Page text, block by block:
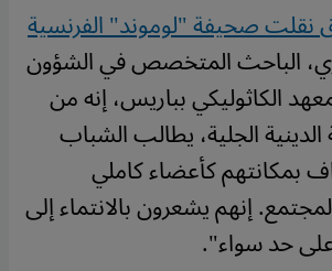
نقلت صحيفة "لوموند" الفرنسية
الباحث المتخصص في الشؤون
الكاثوليكي بباريس، إنه من
الجلية، يطالب الشباب
بمكانتهم كأعضاء كاملي
إنهم يشعرون بالانتماء إلى
حد سواء".